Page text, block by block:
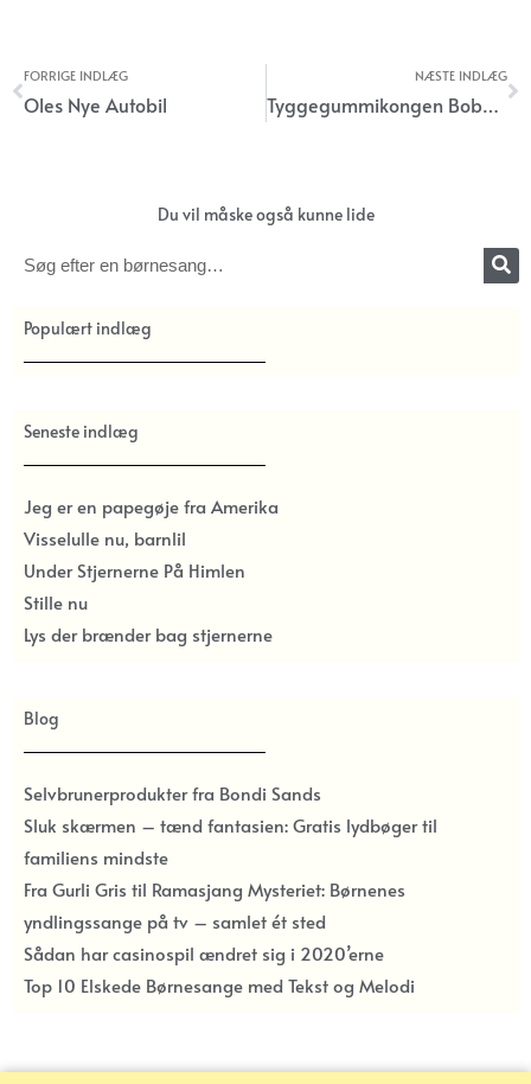
Tidligere
FORRIGE INDLÆG
Oles Nye Autobil
NÆSTE INDLÆG
Tyggegummikongen Bobbel
Du vil måske også kunne lide
Søg
Populært indlæg
Seneste indlæg
Jeg er en papegøje fra Amerika
Visselulle nu, barnlil
Under Stjernerne På Himlen
Stille nu
Lys der brænder bag stjernerne
Blog
Selvbrunerprodukter fra Bondi Sands
Sluk skærmen – tænd fantasien: Gratis lydbøger til
familiens mindste
Fra Gurli Gris til Ramasjang Mysteriet: Børnenes
yndlingssange på tv – samlet ét sted
Sådan har casinospil ændret sig i 2020’erne
Top 10 Elskede Børnesange med Tekst og Melodi